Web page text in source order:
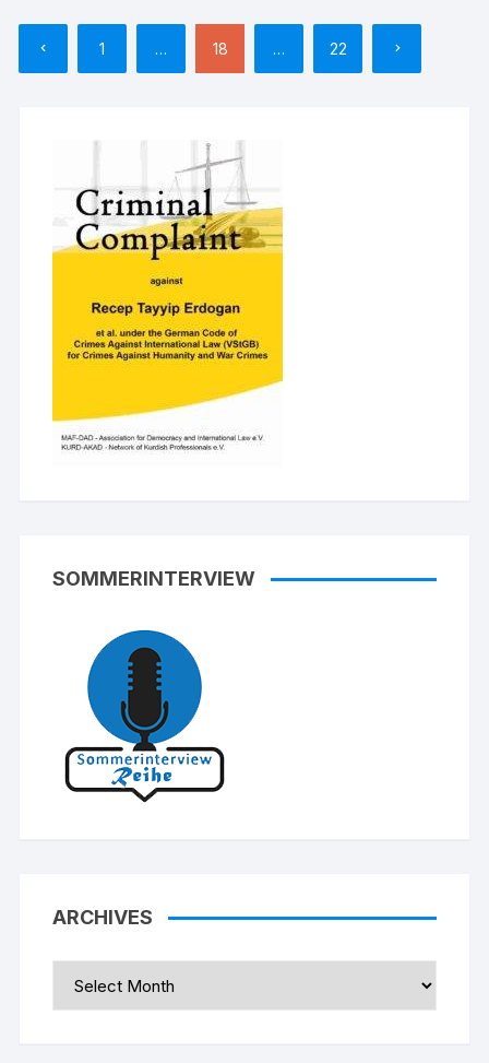
Posts
pagination
1 … 18 … 22
SOMMERINTERVIEW
ARCHIVES